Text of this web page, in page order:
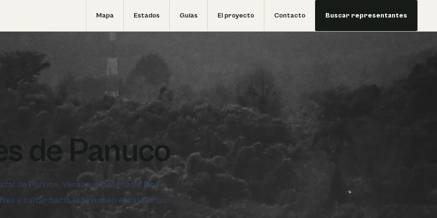
Mapa Estados Guías El proyecto Contacto Buscar representantes
de Panuco
de Panuco, Veracruz De Ignacio De La
y saltar hacia el resumen estatal o las